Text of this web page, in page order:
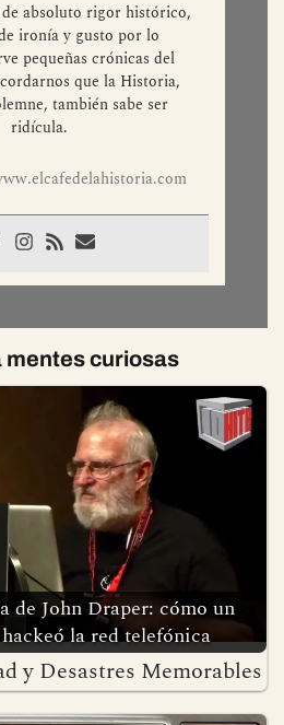
absoluto rigor histórico,
ironía y gusto por lo
pequeñas crónicas del
que la Historia,
también sabe ser
ridícula.
mentes curiosas
de John Draper: cómo un
la red telefónica
y Desastres Memorables